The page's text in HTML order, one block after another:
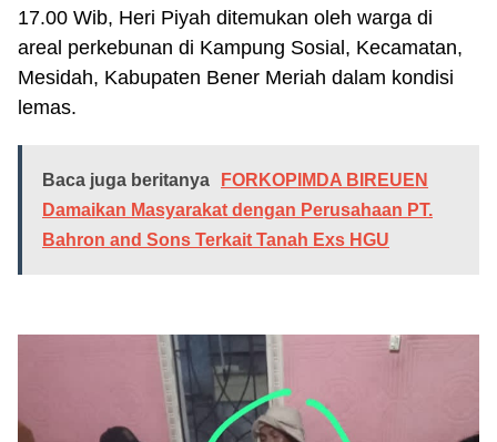
17.00 Wib, Heri Piyah ditemukan oleh warga di
areal perkebunan di Kampung Sosial, Kecamatan,
Mesidah, Kabupaten Bener Meriah dalam kondisi
lemas.
Baca juga beritanya
FORKOPIMDA BIREUEN
Damaikan Masyarakat dengan Perusahaan PT.
Bahron and Sons Terkait Tanah Exs HGU